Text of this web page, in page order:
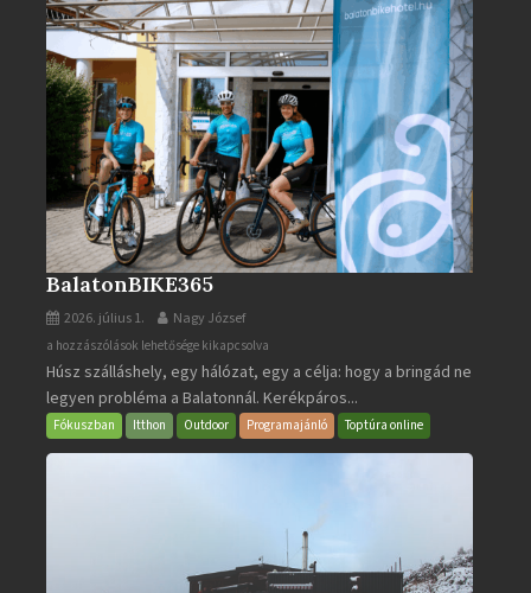
BalatonBIKE365
2026. július 1. Nagy József
BalatonBIKE365
bejegyzéshez
a hozzászólások lehetősége kikapcsolva
Húsz szálláshely, egy hálózat, egy a célja: hogy a bringád ne
legyen probléma a Balatonnál. Kerékpáros...
Fókuszban Itthon Outdoor Programajánló Toptúra online